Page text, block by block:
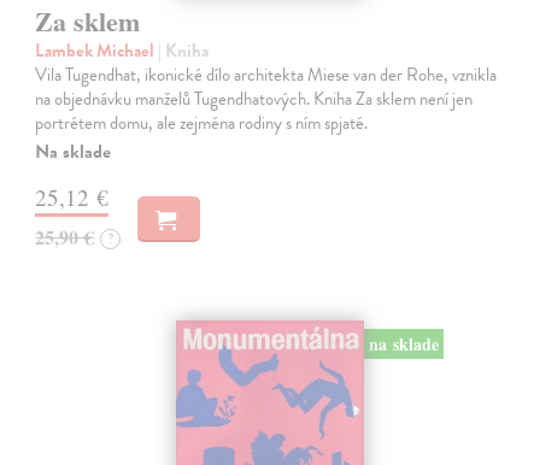
Za sklem
Lambek Michael | Kniha
Vila Tugendhat, ikonické dílo architekta Miese van der Rohe, vznikla
na objednávku manželů Tugendhatových. Kniha Za sklem není jen
portrétem domu, ale zejména rodiny s ním spjaté.
Na sklade
25,12 €
25,90 € ?
na sklade